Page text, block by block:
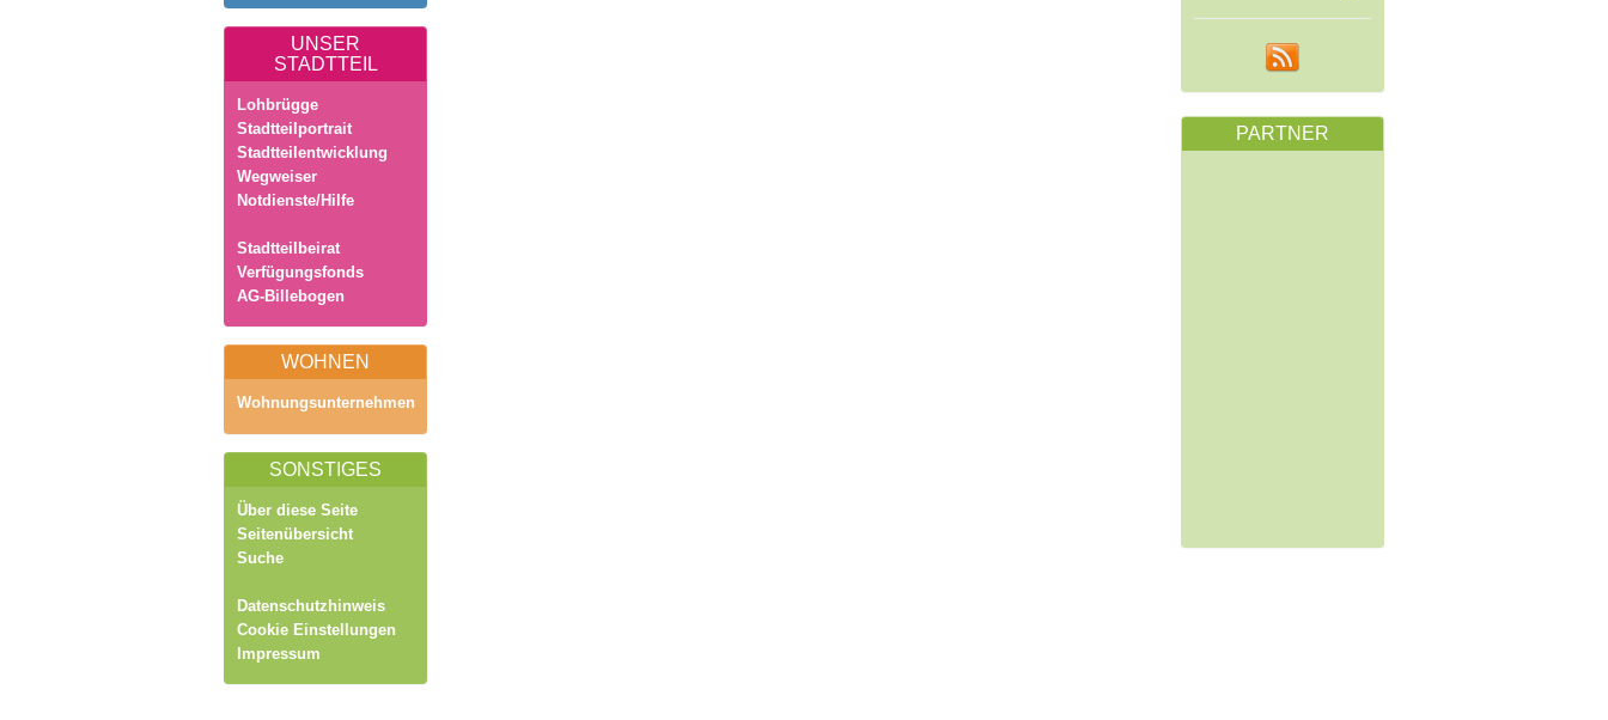
UNSER
STADTTEIL
Lohbrügge
Stadtteilportrait
Stadtteilentwicklung
Wegweiser
Notdienste/Hilfe
Stadtteilbeirat
Verfügungsfonds
AG-Billebogen
WOHNEN
Wohnungsunternehmen
SONSTIGES
Über diese Seite
Seitenübersicht
Suche
Datenschutzhinweis
Cookie Einstellungen
Impressum
PARTNER